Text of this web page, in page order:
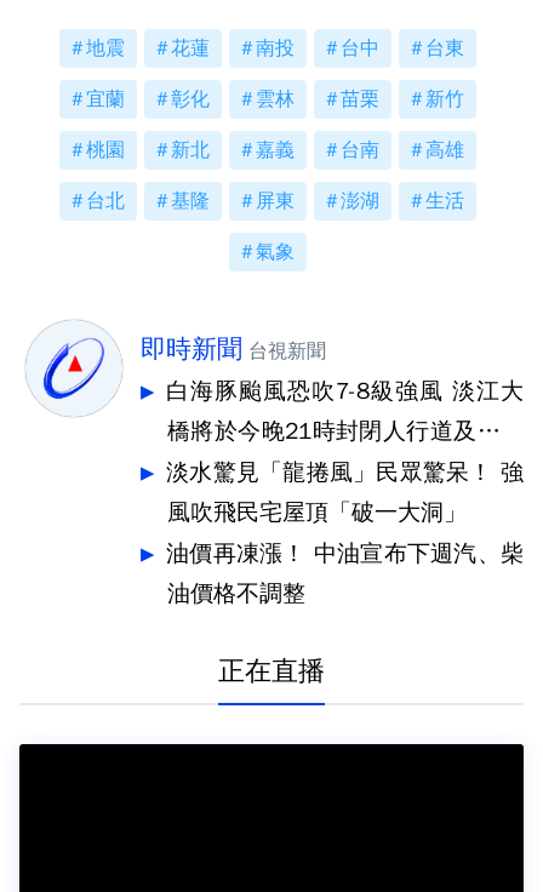
地震 花蓮 南投 台中 台東
宜蘭 彰化 雲林 苗栗 新竹
桃園 新北 嘉義 台南 高雄
台北 基隆 屏東 澎湖 生活
氣象
即時新聞 台視新聞
白海豚颱風恐吹7-8級強風 淡江大
橋將於今晚21時封閉人行道及機車
道
淡水驚見「龍捲風」民眾驚呆！ 強
風吹飛民宅屋頂「破一大洞」
油價再凍漲！ 中油宣布下週汽、柴
油價格不調整
正在直播